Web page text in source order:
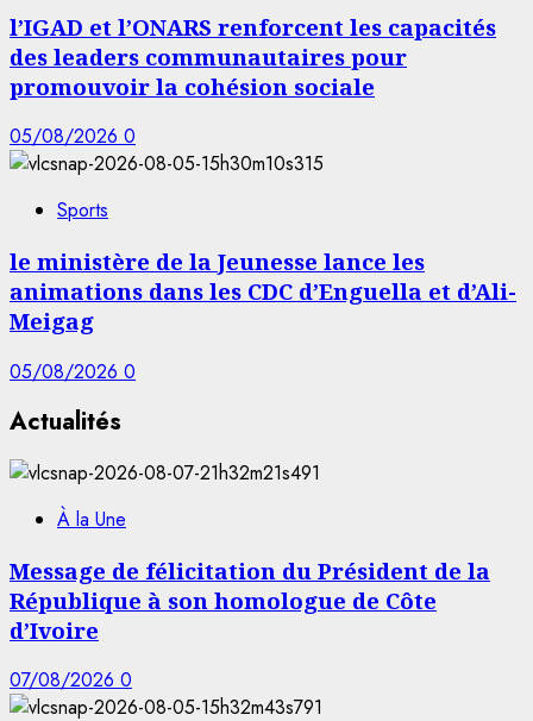
l’IGAD et l’ONARS renforcent les capacités
des leaders communautaires pour
promouvoir la cohésion sociale
05/08/2026 0
Sports
le ministère de la Jeunesse lance les
animations dans les CDC d’Enguella et d’Ali-
Meigag
05/08/2026 0
Actualités
À la Une
Message de félicitation du Président de la
République à son homologue de Côte
d’Ivoire
07/08/2026 0